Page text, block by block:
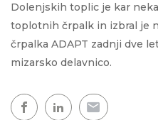
Dolenjskih toplic je kar
toplotnih črpalk in izbral je
črpalka ADAPT zadnji dve
mizarsko delavnico.